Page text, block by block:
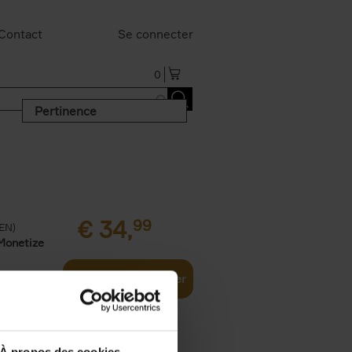
Se connecter
0
Pertinence
€ 34,99
Ajouter au panier